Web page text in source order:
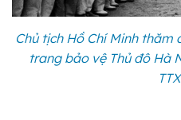
Chủ tịch Hồ Chí Minh thăm
trang bảo vệ Thủ đô Hà